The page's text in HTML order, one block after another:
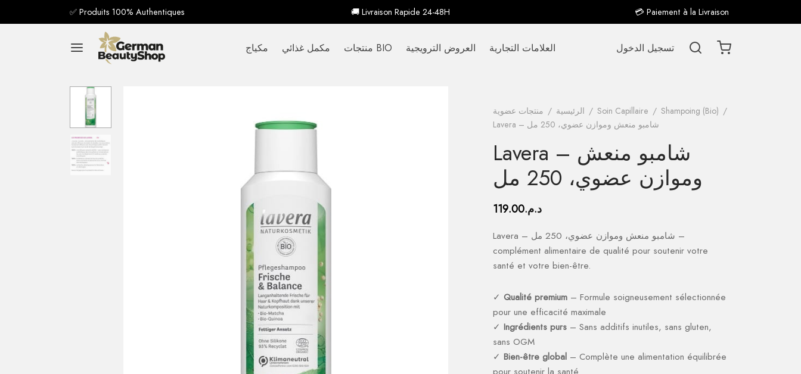
✅ Produits 100% Authentiques 🚚 Livraison Rapide 24-48H 💳 Paiement à la Livraison
مكياج مكمل غذائي منتجات BIO العروض الترويجية العلامات التجارية تسجيل الدخول
الرئيسية / منتجات عضوية / Soin Capillaire / Shampoing (Bio) /
Lavera – شامبو منعش وموازن عضوي، 250 مل
Lavera – شامبو منعش
وموازن عضوي، 250 مل
د.م.119.00
Lavera – شامبو منعش وموازن عضوي، 250 مل –
complément alimentaire de qualité pour soutenir votre
santé et votre bien-être.
✓ Qualité premium – Formule soigneusement sélectionnée
pour une efficacité maximale
✓ Ingrédients purs – Sans additifs inutiles, sans gluten,
sans OGM
✓ Bien-être global – Complète une alimentation équilibrée